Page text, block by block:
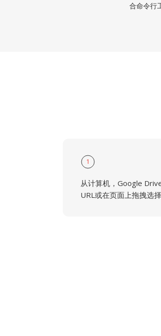
合命令行
1
从计算机，Google
URL或在页面上拖拽选